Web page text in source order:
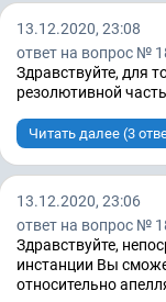
13.12.2020, 23:08
ответ на вопрос №
Здравствуйте, для
резолютивной
Читать далее (3
13.12.2020, 23:06
ответ на вопрос №
Здравствуйте,
инстанции Вы
относительно